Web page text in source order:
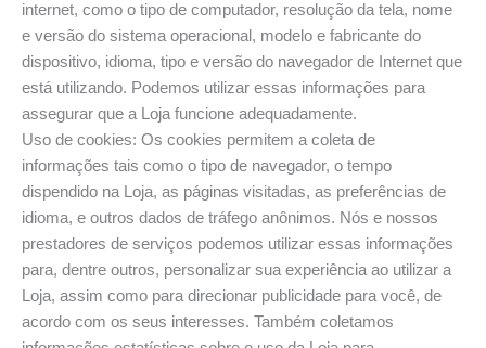
internet, como o tipo de computador, resolução da tela, nome
e versão do sistema operacional, modelo e fabricante do
dispositivo, idioma, tipo e versão do navegador de Internet que
está utilizando. Podemos utilizar essas informações para
assegurar que a Loja funcione adequadamente.
Uso de cookies: Os cookies permitem a coleta de
informações tais como o tipo de navegador, o tempo
dispendido na Loja, as páginas visitadas, as preferências de
idioma, e outros dados de tráfego anônimos. Nós e nossos
prestadores de serviços podemos utilizar essas informações
para, dentre outros, personalizar sua experiência ao utilizar a
Loja, assim como para direcionar publicidade para você, de
acordo com os seus interesses. Também coletamos